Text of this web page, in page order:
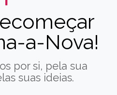
a-Nova!
por si, pela sua
suas ideias.